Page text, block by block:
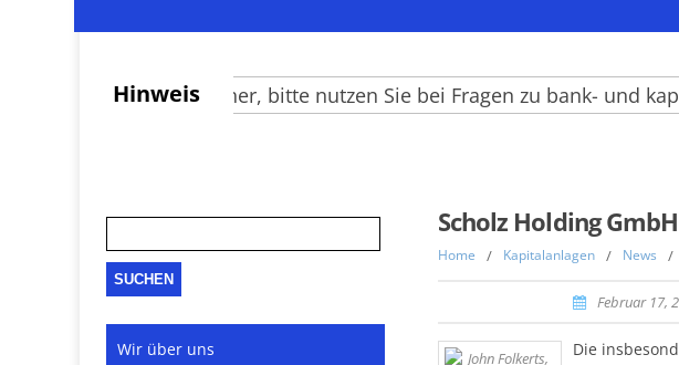
Hinweis
Verehrte Besucher, bitte nutzen Sie bei Fragen zu bank- und
Scholz Holding
Home / Kapitalanlagen / News /
Februar 17,
Die
nach:
Wir über uns